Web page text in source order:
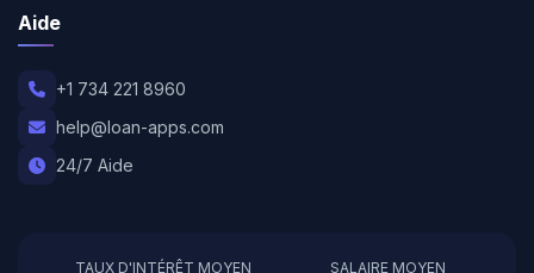
Aide
+1 734 221 8960
help@loan-apps.com
24/7 Aide
TAUX D'INTÉRÊT MOYEN SALAIRE MOYEN